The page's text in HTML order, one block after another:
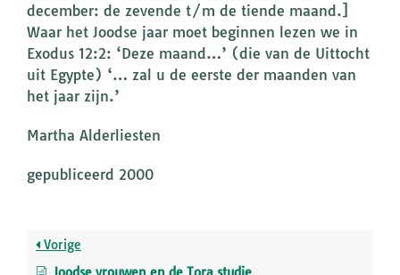
december: de zevende t/m de tiende maand.]
Waar het Joodse jaar moet beginnen lezen we in
Exodus 12:2: ‘Deze maand…’ (die van de Uittocht
uit Egypte) ‘… zal u de eerste der maanden van
het jaar zijn.’
Martha Alderliesten
gepubliceerd 2000
Vorige